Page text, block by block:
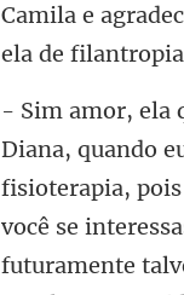
Camila e
fisioterapia, pois
você se